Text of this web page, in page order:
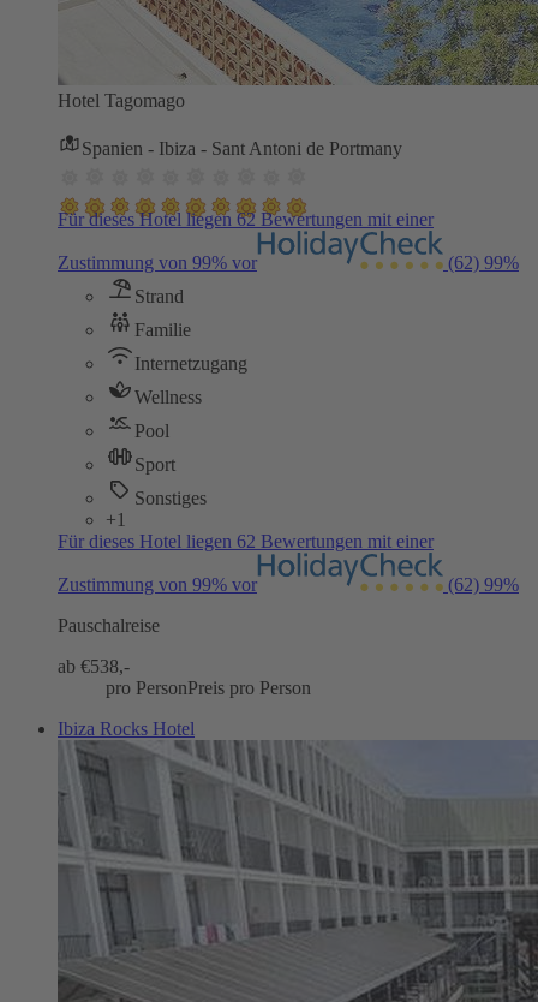
Hotel Tagomago
Spanien - Ibiza - Sant Antoni de Portmany
Für dieses Hotel liegen 62 Bewertungen mit einer
Zustimmung von 99% vor (62) 99%
Strand
Familie
Internetzugang
Wellness
Pool
Sport
Sonstiges
+1
Für dieses Hotel liegen 62 Bewertungen mit einer
Zustimmung von 99% vor (62) 99%
Pauschalreise
ab €538,-
pro PersonPreis pro Person
Ibiza Rocks Hotel